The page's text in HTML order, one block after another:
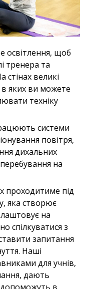
освітлення, щоб
тренера та
стінах великі
в яких ви можете
техніку
системи
повітря,
дихальних
на
проходитиме під
яка створює
на
спілкуватися з
запитання
Наші
для учнів,
дають